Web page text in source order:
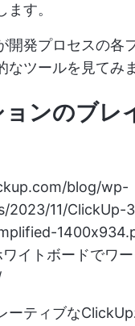
す。
開発プロセスの各
なツールを見てみ
ンのブレ
blog/wp-
2023/11/ClickUp-
イトボードでワ
ーティブな